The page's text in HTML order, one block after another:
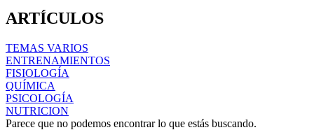
ARTÍCULOS
TEMAS VARIOS
ENTRENAMIENTOS
FISIOLOGÍA
QUÍMICA
PSICOLOGÍA
NUTRICION
Parece que no podemos encontrar lo que estás buscando.